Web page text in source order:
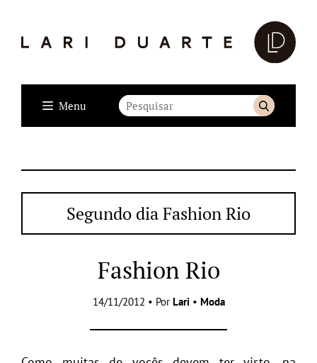
Menu
Segundo dia Fashion Rio
Fashion Rio
14/11/2012 • Por Lari • Moda